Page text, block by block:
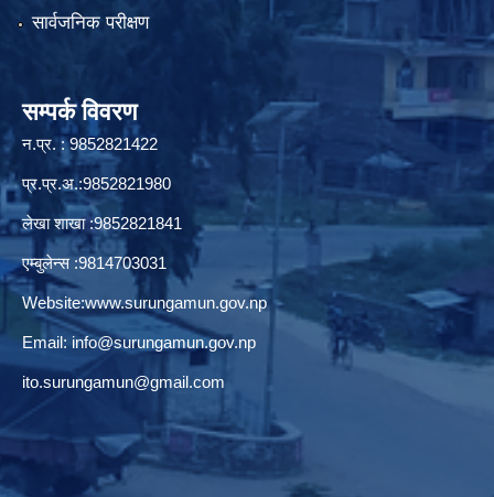
सार्वजनिक परीक्षण
सम्पर्क विवरण
न.प्र. : 9852821422
प्र.प्र.अ.:9852821980
लेखा शाखा :9852821841
एम्बुलेन्स :9814703031
Website:www.surungamun.gov.np
Email: info@surungamun.gov.np
ito.surungamun@gmail.com